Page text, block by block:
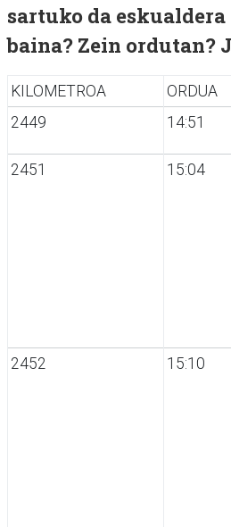
sartuko da
baina? Zein ordutan?
KILOMETROA ORDUA
2449
14:51
2451 15:04
2452 15:10